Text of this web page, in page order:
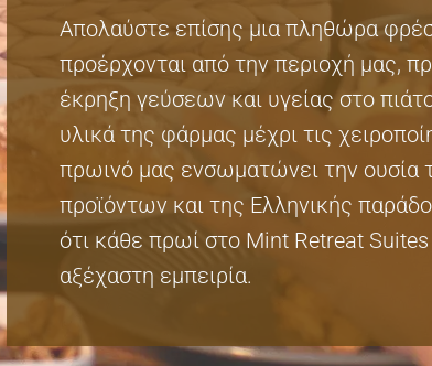
Απολαύστε επίσης μια πληθώρα
προέρχονται από την περιοχή μας,
έκρηξη γεύσεων και υγείας στο
υλικά της φάρμας μέχρι τις
πρωινό μας ενσωματώνει την ουσία
προϊόντων και της Ελληνικής
ότι κάθε πρωί στο Mint Retreat Suites
αξέχαστη εμπειρία.